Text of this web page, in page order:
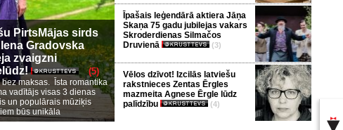
PirtsMājas sirds
Gradovska
zvaigzni
(5)
bez maksas. Īsta romantika
vadītājs visas 3 dienas
un populārais mūziķis
būs unikāla
Īpašais leģendārā aktiera Jāņa
Skaņa 75 gadu jubilejas vakars
Skroderdienas Silmačos
Druvienā
(3)
Vēlos dzīvot! Izcilās latviešu
rakstnieces Zentas Ērgles
mazmeita Agnese Ērgle lūdz
palīdzību
(4)